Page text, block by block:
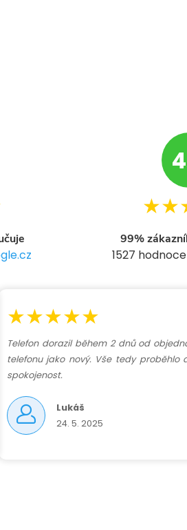
99%
1527
★★★★★
Telefon dorazil během 2 dnů od
telefonu jako nový. Vše tedy proběhlo
spokojenost.
Lukáš
24. 5. 2025